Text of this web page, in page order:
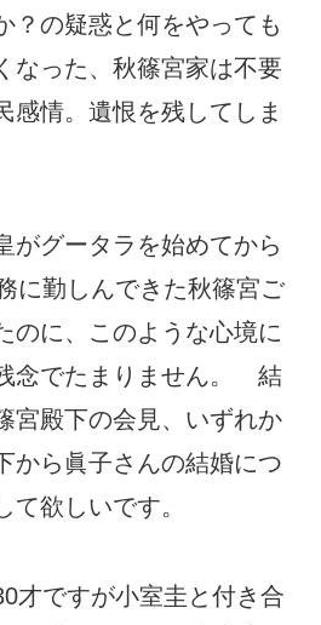
？の疑惑と何をやっても
なった、秋篠宮家は不要
感情。遺恨を残してしま
がグータラを始めてから
に勤しんできた秋篠宮ご
のに、このような心境に
念でたまりません。 結
宮殿下の会見、いずれか
から眞子さんの結婚につ
て欲しいです。
才ですが小室圭と付き合